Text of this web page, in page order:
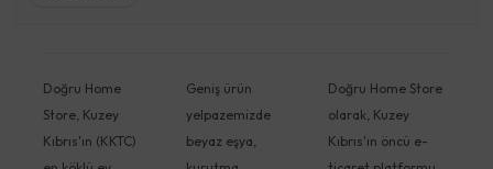
Doğru Home
Store, Kuzey
Kıbrıs'ın (KKTC)
Geniş ürün
yelpazemizde
beyaz eşya,
Doğru Home Store
olarak, Kuzey
Kıbrıs'ın öncü e-